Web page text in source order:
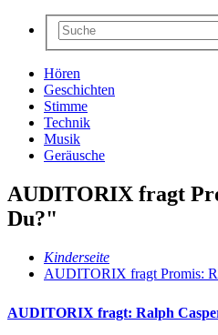
Hören
Geschichten
Stimme
Technik
Musik
Geräusche
AUDITORIX fragt
Du?"
Kinderseite
AUDITORIX fragt Promis:
AUDITORIX fragt: Ralph